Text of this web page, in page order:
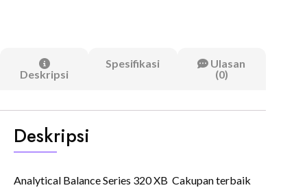
Deskripsi
Spesifikasi
Ulasan
(0)
Deskripsi
Analytical Balance Series 320 XB Cakupan terbaik